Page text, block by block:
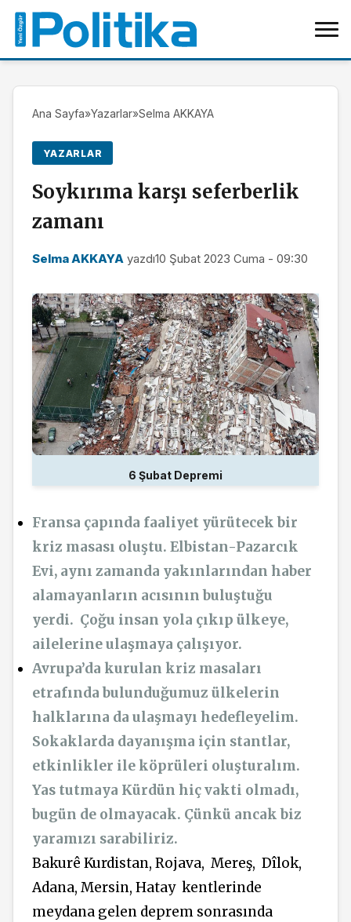
Ana Sayfa»Yazarlar»Selma AKKAYA
YAZARLAR
Soykırıma karşı seferberlik
zamanı
Selma AKKAYA yazdı10 Şubat 2023 Cuma - 09:30
6 Şubat Depremi
Fransa çapında faaliyet yürütecek bir
kriz masası oluştu. Elbistan-Pazarcık
Evi, aynı zamanda yakınlarından haber
alamayanların acısının buluştuğu
yerdi. Çoğu insan yola çıkıp ülkeye,
ailelerine ulaşmaya çalışıyor.
Avrupa’da kurulan kriz masaları
etrafında bulunduğumuz ülkelerin
halklarına da ulaşmayı hedefleyelim.
Sokaklarda dayanışma için stantlar,
etkinlikler ile köprüleri oluşturalım.
Yas tutmaya Kürdün hiç vakti olmadı,
bugün de olmayacak. Çünkü ancak biz
yaramızı sarabiliriz.
Bakurê Kurdistan, Rojava, Mereş, Dîlok,
Adana, Mersin, Hatay kentlerinde
meydana gelen deprem sonrasında